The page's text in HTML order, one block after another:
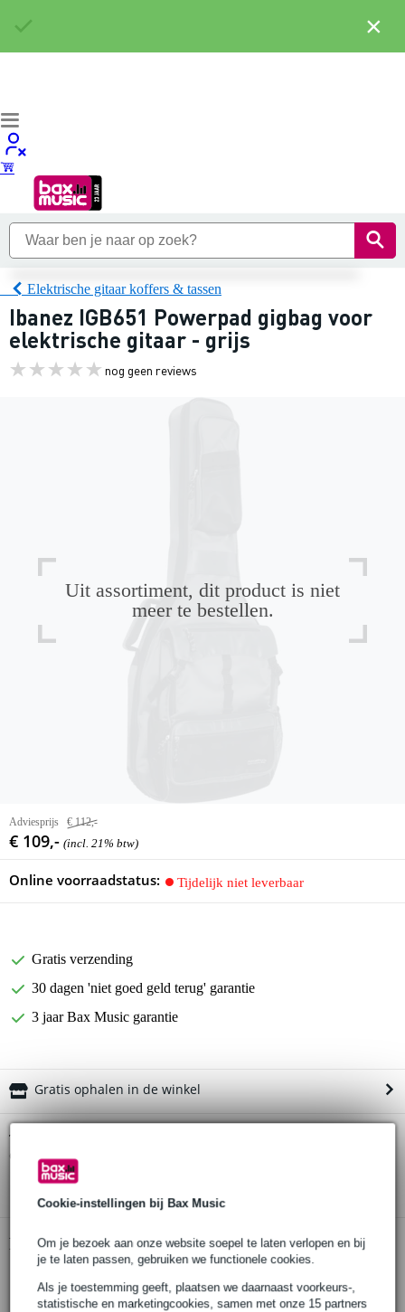
Cookie-instellingen bij Bax Music
Om je bezoek aan onze website soepel te laten verlopen en bij
je te laten passen, gebruiken we functionele cookies.
Als je toestemming geeft, plaatsen we daarnaast voorkeurs-,
statistische en marketingcookies, samen met onze 15 partners
Elektrische gitaar koffers & tassen
Ibanez IGB651 Powerpad gigbag voor
elektrische gitaar - grijs
nog geen reviews
Uit assortiment, dit product is niet
meer te bestellen.
Adviesprijs € 112,-
€ 109,- (incl. 21% btw)
Online voorraadstatus: Tijdelijk niet leverbaar
Gratis verzending
30 dagen 'niet goed geld terug' garantie
3 jaar Bax Music garantie
Gratis ophalen in de winkel
Twijfel je of de
elektrische gitaar - grijs
Productinformatie
merk: Ibanez
×